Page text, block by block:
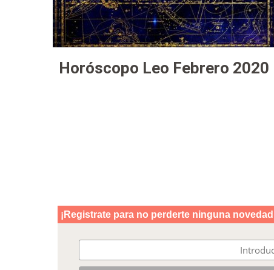
Horóscopo Leo Febrero 2020